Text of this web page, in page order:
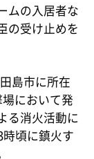
ムの入居者な
の受け止めを
島市に所在
において発
る消火活動に
頃に鎮火す